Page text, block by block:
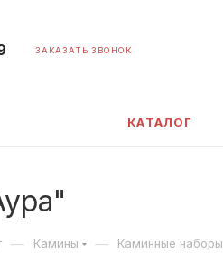
ЗАКАЗАТЬ ЗВОНОК
КАТАЛОГ
— Камины — Каминные наборы